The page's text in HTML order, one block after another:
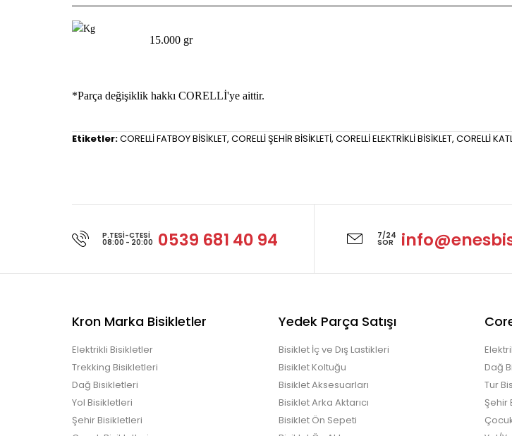
15.000 gr
*Parça değişiklik hakkı CORELLİ'ye aittir.
Etiketler:CORELLİ FATBOY BİSİKLET, CORELLİ ŞEHİR BİSİKLETİ, CORELLİ ELEKTRİKLİ BİSİKLET, CORELLİ
P.TESI-CTESI
08:00 - 20:00 0539 681 40 94 7/24
SOR
Kron Marka Bisikletler
Elektrikli Bisikletler
Trekking Bisikletleri
Dağ Bisikletleri
Yol Bisikletleri
Şehir Bisikletleri
Yedek Parça Satışı
Bisiklet İç ve Dış Lastikleri
Bisiklet Koltuğu
Bisiklet Aksesuarları
Bisiklet Arka Aktarıcı
Bisiklet Ön Sepeti
Dağ
Tur
Şehir